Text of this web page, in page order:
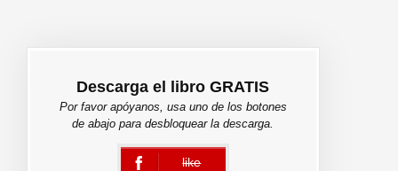
Descarga el libro GRATIS
Por favor apóyanos, usa uno de los botones
de abajo para desbloquear la descarga.
like
error